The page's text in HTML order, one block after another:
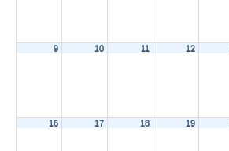
9 10 11 12
16 17 18 19